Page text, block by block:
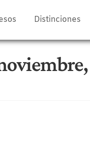
Distinciones